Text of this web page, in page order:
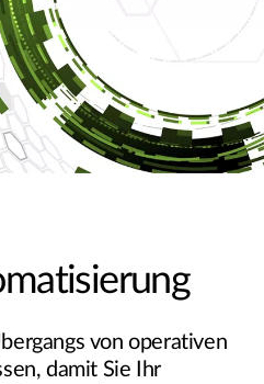
von operativen
damit Sie Ihr